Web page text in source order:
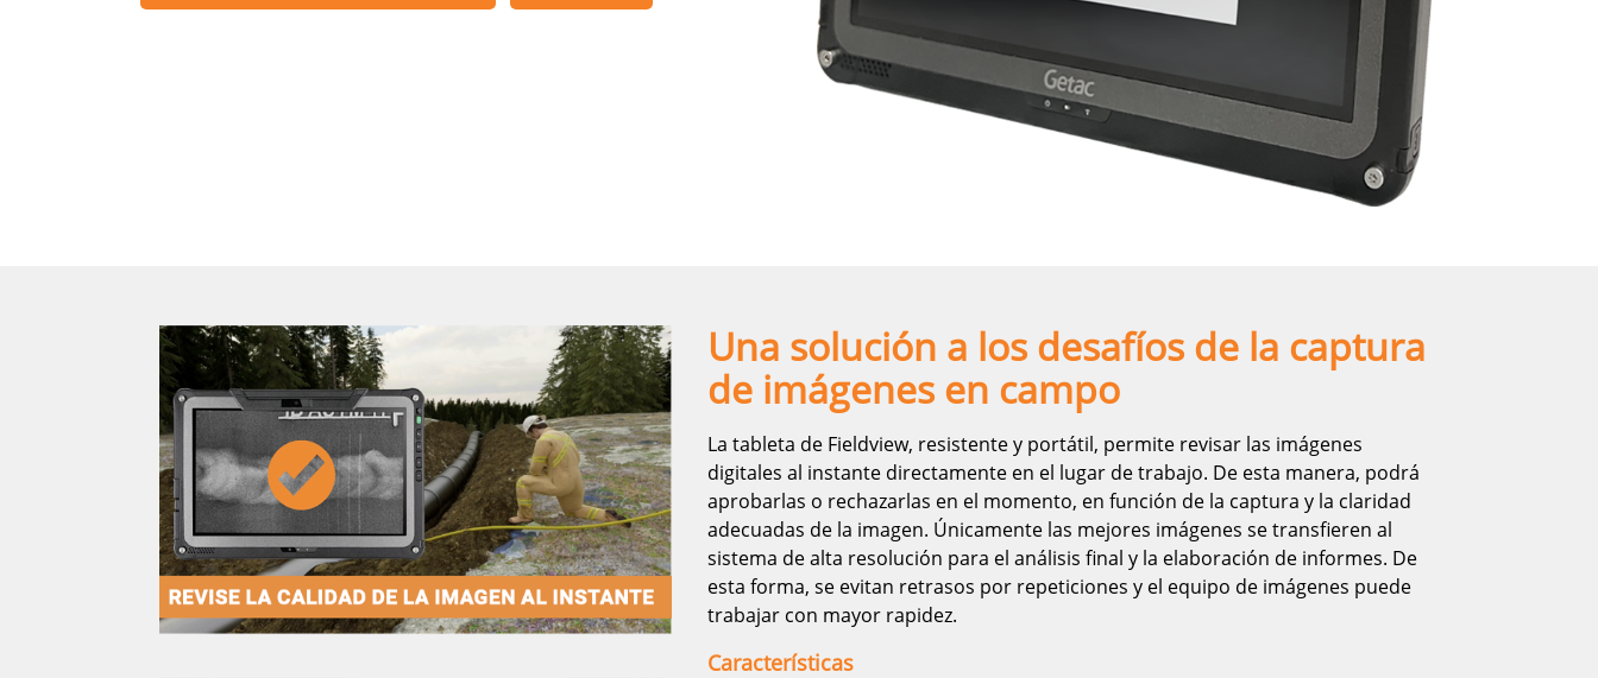
Una solución a los desafíos de la captura
de imágenes en campo
La tableta de Fieldview, resistente y portátil, permite revisar las imágenes
digitales al instante directamente en el lugar de trabajo. De esta manera, podrá
aprobarlas o rechazarlas en el momento, en función de la captura y la claridad
adecuadas de la imagen. Únicamente las mejores imágenes se transfieren al
sistema de alta resolución para el análisis final y la elaboración de informes. De
esta forma, se evitan retrasos por repeticiones y el equipo de imágenes puede
trabajar con mayor rapidez.
Características